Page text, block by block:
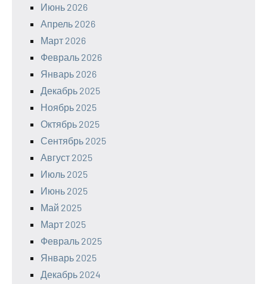
Июнь 2026
Апрель 2026
Март 2026
Февраль 2026
Январь 2026
Декабрь 2025
Ноябрь 2025
Октябрь 2025
Сентябрь 2025
Август 2025
Июль 2025
Июнь 2025
Май 2025
Март 2025
Февраль 2025
Январь 2025
Декабрь 2024